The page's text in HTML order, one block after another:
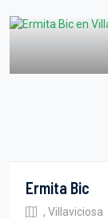
Ermita Bic
, Villaviciosa